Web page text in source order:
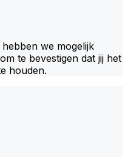
we mogelijk
te bevestigen dat jij het
houden.